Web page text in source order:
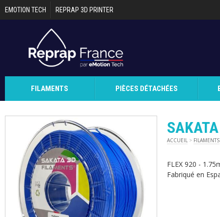
Aller au contenu principal
EMOTION TECH REPRAP 3D PRINTER
FILAMENTS PIÈCES DÉTACHÉES
ACCUEIL > FILAMENTS
FLEX 920 -
Fabriqué en